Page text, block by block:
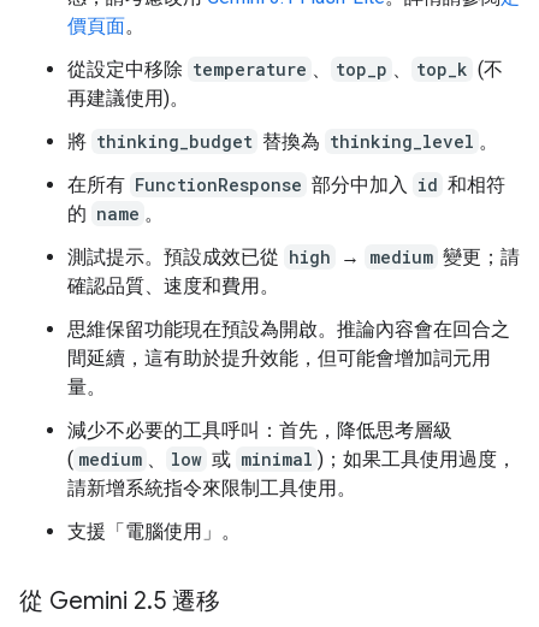
價頁面。
從設定中移除 temperature 、 top_p 、 top_k (不
再建議使用)。
將 thinking_budget 替換為 thinking_level 。
在所有 FunctionResponse 部分中加入 id 和相符
的 name 。
測試提示。預設成效已從 high → medium 變更；請
確認品質、速度和費用。
思維保留功能現在預設為開啟。推論內容會在回合之
間延續，這有助於提升效能，但可能會增加詞元用
量。
減少不必要的工具呼叫：首先，降低思考層級
( medium 、 low 或 minimal )；如果工具使用過度，
請新增系統指令來限制工具使用。
支援「電腦使用」 。
從 Gemini 2.5 遷移